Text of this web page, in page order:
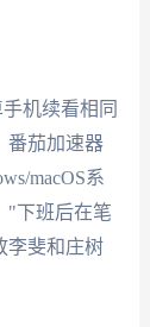
机续看相同
茄加速器
macOS系
"下班后在笔
李斐和庄树